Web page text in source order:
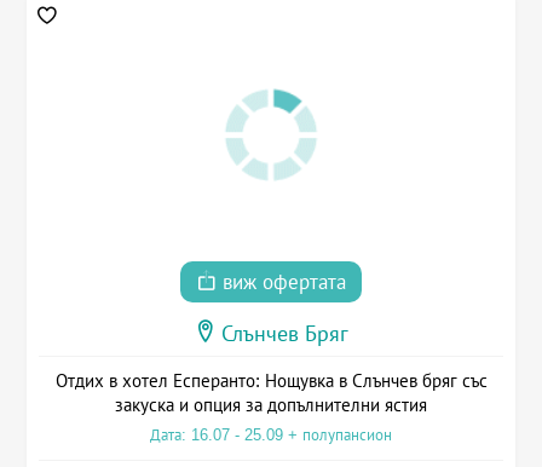
виж офертата
Слънчев Бряг
Отдих в хотел Есперанто: Нощувка в Слънчев бряг със
закуска и опция за допълнителни ястия
Дата: 16.07 - 25.09 + полупансион